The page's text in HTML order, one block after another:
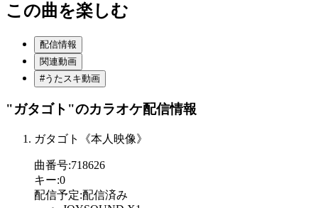
この曲を楽しむ
配信情報
関連動画
#うたスキ動画
"ガタゴト"のカラオケ配信情報
ガタゴト《本人映像》
曲番号:718626
キー:0
配信予定:配信済み